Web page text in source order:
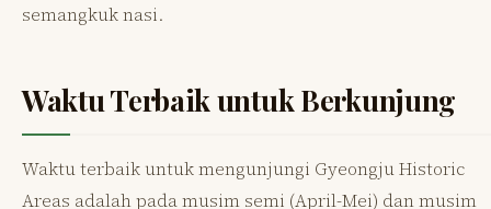
semangkuk nasi.
Waktu Terbaik untuk Berkunjung
Waktu terbaik untuk mengunjungi Gyeongju Historic
Areas adalah pada musim semi (April-Mei) dan musim